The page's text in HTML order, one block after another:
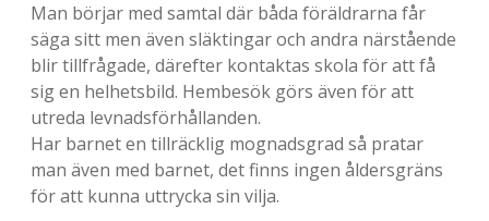
c
k
s
-
E
Man börjar med samtal där båda föräldrarna får
säga sitt men även släktingar och andra närstående
blir tillfrågade, därefter kontaktas skola för att få
sig en helhetsbild. Hembesök görs även för att
utreda levnadsförhållanden.
Har barnet en tillräcklig mognadsgrad så pratar
man även med barnet, det finns ingen åldersgräns
för att kunna uttrycka sin vilja.